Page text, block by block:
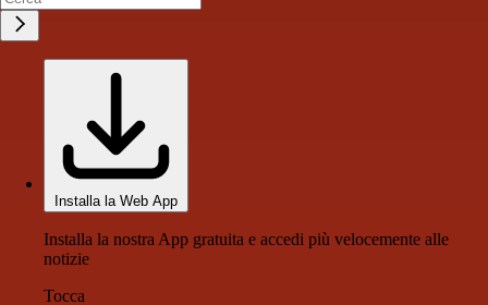
Installa la Web App
Installa la nostra App gratuita e accedi più velocemente alle
notizie
Tocca